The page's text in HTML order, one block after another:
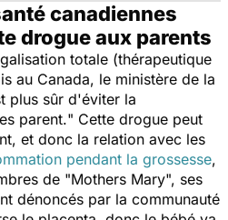
canadiennes
drogue aux parents
totale (thérapeutique
au Canada, le ministère de la
plus sûr d'éviter la
parent." Cette drogue peut
et donc la relation avec les
pendant la grossesse,
de "Mothers Mary", ses
dénoncés par la communauté